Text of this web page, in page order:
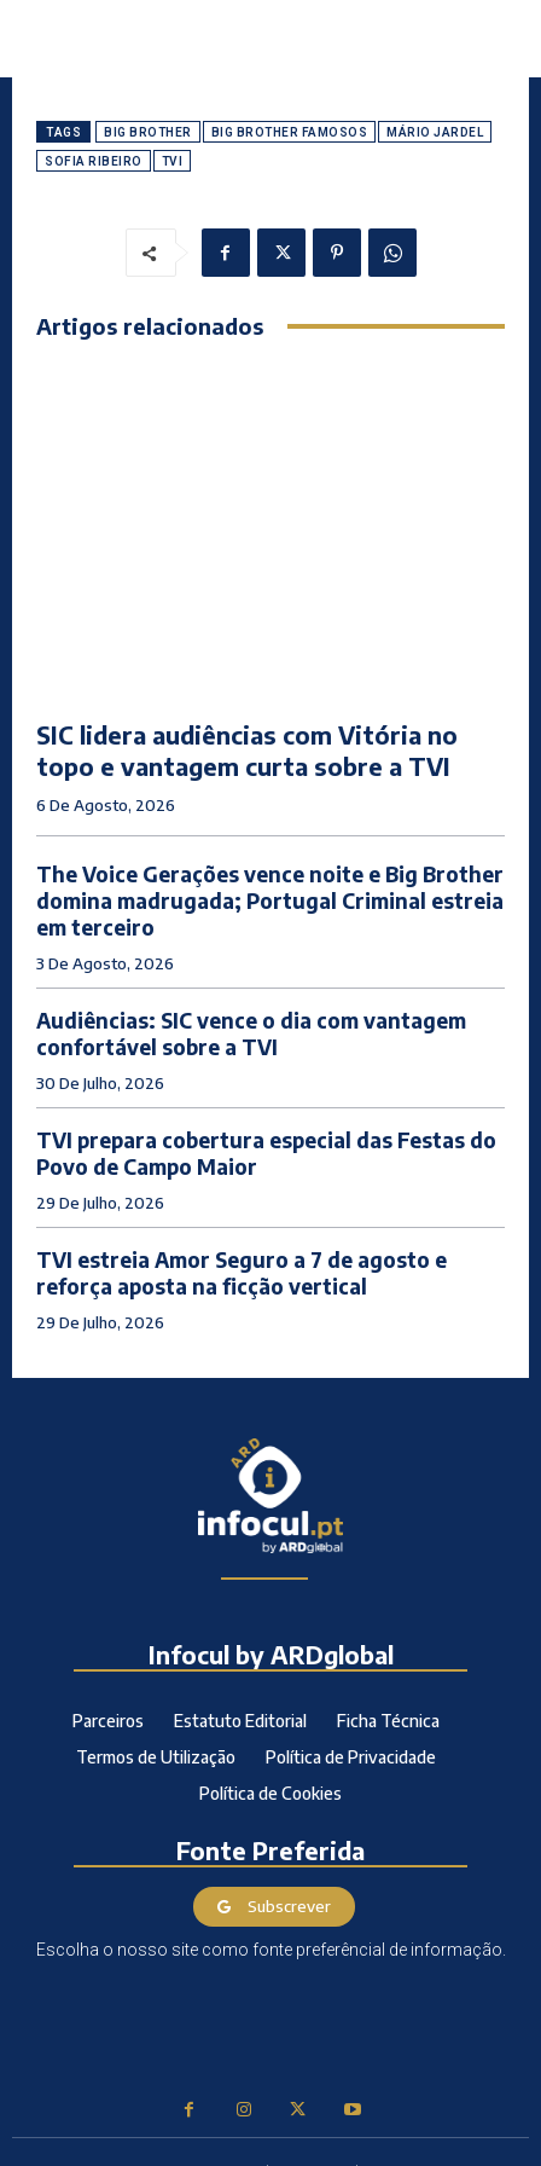
TAGS BIG BROTHER BIG BROTHER FAMOSOS MÁRIO JARDEL
SOFIA RIBEIRO TVI
Artigos relacionados
SIC lidera audiências com Vitória no
topo e vantagem curta sobre a TVI
6 De Agosto, 2026
The Voice Gerações vence noite e Big Brother
domina madrugada; Portugal Criminal estreia
em terceiro
3 De Agosto, 2026
Audiências: SIC vence o dia com vantagem
confortável sobre a TVI
30 De Julho, 2026
TVI prepara cobertura especial das Festas do
Povo de Campo Maior
29 De Julho, 2026
TVI estreia Amor Seguro a 7 de agosto e
reforça aposta na ficção vertical
29 De Julho, 2026
Infocul by ARDglobal
Parceiros Estatuto Editorial
Ficha Técnica
Termos de Utilização
Política de Privacidade
Política de Cookies
Fonte Preferida
Subscrever
Escolha o nosso site como fonte preferêncial de informação.